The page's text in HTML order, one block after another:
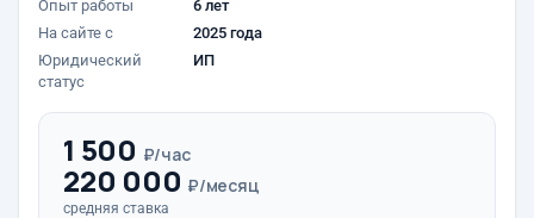
Опыт работы
6 лет
На сайте с
2025 года
Юридический
статус
ИП
1 500 ₽/час
220 000 ₽/месяц
средняя ставка